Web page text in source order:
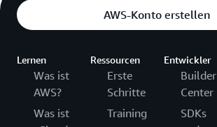
AWS-Konto erstellen
Lernen
Was ist
AWS?
Was ist
Ressourcen
Erste
Schritte
Training
Entwickler
Builder
Center
SDKs